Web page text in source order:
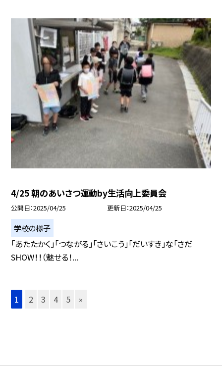
4/25 朝のあいさつ運動by生活向上委員会
公開日 2025/04/25 更新日 2025/04/25
学校の様子
「あたたかく」「つながる」「さいこう」「だいすき」な「さだ
SHOW！！（魅せる！...
1 2 3 4 5 »